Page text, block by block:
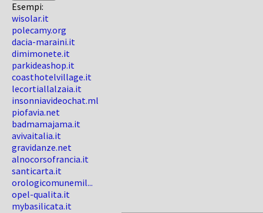
Esempi:
wisolar.it
polecamy.org
dacia-maraini.it
dimimonete.it
parkideashop.it
coasthotelvillage.it
lecortiallalzaia.it
insonniavideochat.ml
piofavia.net
badmamajama.it
avivaitalia.it
gravidanze.net
alnocorsofrancia.it
santicarta.it
orologicomunemil...
opel-qualita.it
mybasilicata.it